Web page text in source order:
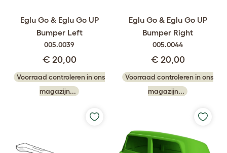
Eglu Go & Eglu Go UP
Bumper Left
005.0039
€ 20,00
Voorraad controleren in ons
magazijn...
Eglu Go & Eglu Go UP
Bumper Right
005.0044
€ 20,00
Voorraad controleren in ons
magazijn...